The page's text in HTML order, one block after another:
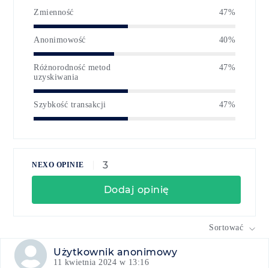
Zmienność 47%
Anonimowość 40%
Różnorodność metod
uzyskiwania
47%
Szybkość transakcji 47%
NEXO OPINIE 3
Dodaj opinię
Sortować
Użytkownik anonimowy
11 kwietnia 2024 w 13:16